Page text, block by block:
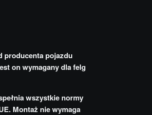
producenta pojazdu
on wymagany dla felg
wszystkie normy
Montaż nie wymaga